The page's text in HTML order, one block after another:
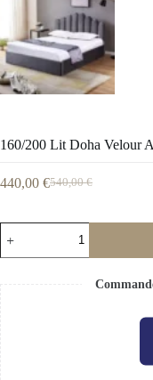
160/200 Lit Doha Velour
540,00€
440,00 €